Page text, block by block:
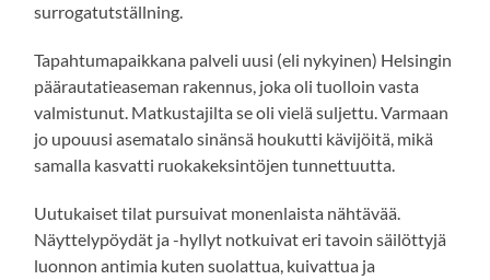
surrogatutställning.
Tapahtumapaikkana palveli uusi (eli nykyinen) Helsingin
päärautatieaseman rakennus, joka oli tuolloin vasta
valmistunut. Matkustajilta se oli vielä suljettu. Varmaan
jo upouusi asematalo sinänsä houkutti kävijöitä, mikä
samalla kasvatti ruokakeksintöjen tunnettuutta.
Uutukaiset tilat pursuivat monenlaista nähtävää.
Näyttelypöydät ja -hyllyt notkuivat eri tavoin säilöttyjä
luonnon antimia kuten suolattua, kuivattua ja